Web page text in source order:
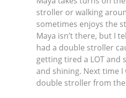
stroller or walking
sometimes enjoys the
Maya isn’t there, but I
had a double stroller
getting tired a LOT and
and shining. Next time I
double stroller from